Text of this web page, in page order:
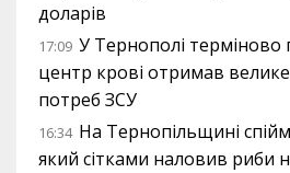
доларів
17:09 У Тернополі терміново
центр крові отримав
потреб ЗСУ
16:34 На Тернопільщині
який сітками наловив риби